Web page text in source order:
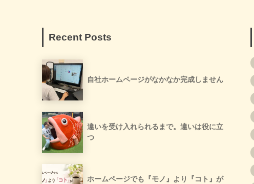
Recent Posts
自社ホームページがなかなか完成しません
違いを受け入れられるまで。違いは役に立
つ
ホームページでも『モノ』より『コト』が